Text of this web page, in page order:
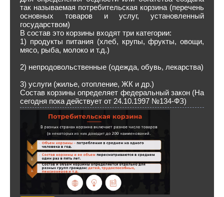
так называемая потребительская корзина (перечень
основных товаров и услуг, установленный
государством)
В состав это корзины входят три категории:
1) продукты питания (хлеб, крупы, фрукты, овощи,
мясо, рыба, молоко и т.д.)
2) непродовольственные (одежда, обувь, лекарства)
3) услуги (жилье, отопление, ЖК и др.)
Состав корзины определяет федеральный закон (На
сегодня пока действует от 24.10.1997 №134-ФЗ)